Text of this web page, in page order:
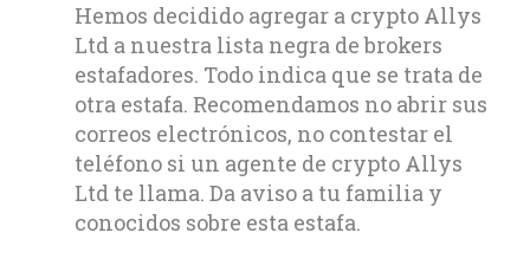
Hemos decidido agregar a crypto Allys
Ltd a nuestra lista negra de brokers
estafadores. Todo indica que se trata de
otra estafa. Recomendamos no abrir sus
correos electrónicos, no contestar el
teléfono si un agente de crypto Allys
Ltd te llama. Da aviso a tu familia y
conocidos sobre esta estafa.